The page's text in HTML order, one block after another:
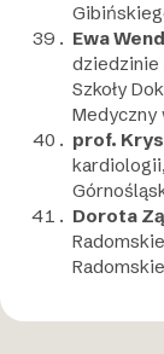
Ewa
dziedzinie
Szkoły
Medyczny
prof.
Dorota